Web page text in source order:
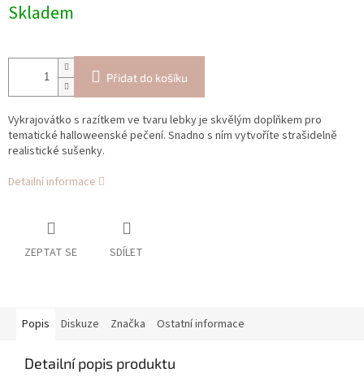
cena:
Skladem
Přidat do košíku
Vykrajovátko s razítkem ve tvaru lebky je skvělým doplňkem pro
tematické halloweenské pečení. Snadno s ním vytvoříte strašidelně
realistické sušenky.
Detailní informace
ZEPTAT SE SDÍLET
Popis Diskuze Značka Ostatní informace
Detailní popis produktu